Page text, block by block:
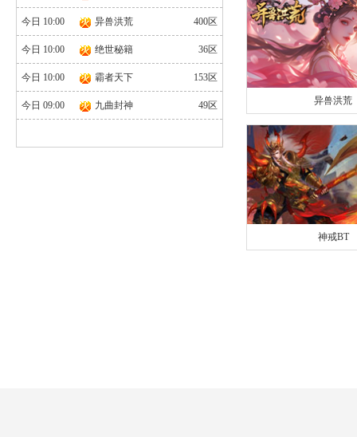
今日 10:00 异兽洪荒 400区
今日 10:00 绝世秘籍 36区
今日 10:00 霸者天下 153区
今日 09:00 九曲封神 49区 异兽洪荒
官网 | 礼包
神戒BT